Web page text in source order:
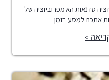
סדנאות האימפרוביזציה של
אתכם למסע בזמן
»